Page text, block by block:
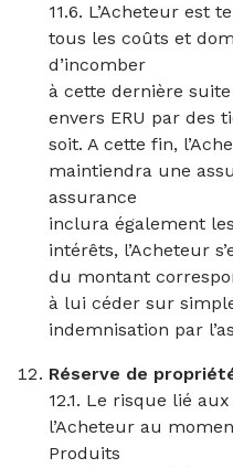
11.6. L’Acheteur est
tous les coûts et
d’incomber
à cette dernière
envers ERU par des
soit. A cette fin,
maintiendra une
assurance
inclura également
intérêts, l’Acheteur
du montant
à lui céder sur
indemnisation par
Réserve de
12.1. Le risque lié
l’Acheteur au
Produits